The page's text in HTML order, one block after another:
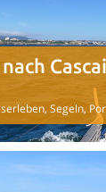
Segeln,